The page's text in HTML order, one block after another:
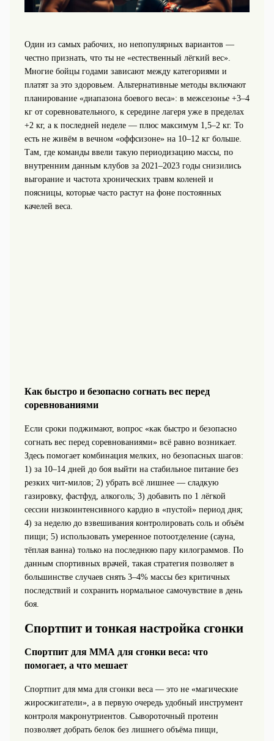
Один из самых рабочих, но непопулярных вариантов —
честно признать, что ты не «естественный лёгкий вес».
Многие бойцы годами зависают между категориями и
платят за это здоровьем. Альтернативные методы включают
планирование «диапазона боевого веса»: в межсезонье +3–4
кг от соревновательного, к середине лагеря уже в пределах
+2 кг, а к последней неделе — плюс максимум 1,5–2 кг. То
есть не живём в вечном «оффсизоне» на 10–12 кг больше.
Там, где команды ввели такую периодизацию массы, по
внутренним данным клубов за 2021–2023 годы снизились
выгорание и частота хронических травм коленей и
поясницы, которые часто растут на фоне постоянных
качелей веса.
Как быстро и безопасно согнать вес перед
соревнованиями
Если сроки поджимают, вопрос «как быстро и безопасно
согнать вес перед соревнованиями» всё равно возникает.
Здесь помогает комбинация мелких, но безопасных шагов:
1) за 10–14 дней до боя выйти на стабильное питание без
резких чит‑милов; 2) убрать всё лишнее — сладкую
газировку, фастфуд, алкоголь; 3) добавить по 1 лёгкой
сессии низкоинтенсивного кардио в «пустой» период дня;
4) за неделю до взвешивания контролировать соль и объём
пищи; 5) использовать умеренное потоотделение (сауна,
тёплая ванна) только на последнюю пару килограммов. По
данным спортивных врачей, такая стратегия позволяет в
большинстве случаев снять 3–4% массы без критичных
последствий и сохранить нормальное самочувствие в день
боя.
Спортпит и тонкая настройка сгонки
Спортпит для ММА для сгонки веса: что
помогает, а что мешает
Спортпит для мма для сгонки веса — это не «магические
жиросжигатели», а в первую очередь удобный инструмент
контроля макронутриентов. Сывороточный протеин
позволяет добрать белок без лишнего объёма пищи,